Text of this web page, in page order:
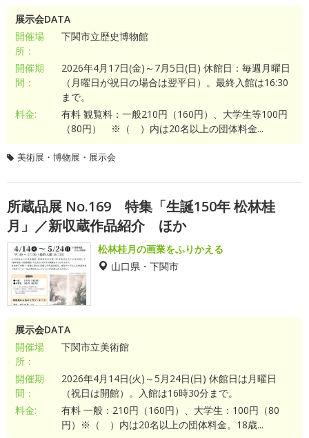
展示会DATA
開催場
所：
下関市立歴史博物館
開催期
間：
2026年4月17日(金)～7月5日(日) 休館日：毎週月曜日
（月曜日が祝日の場合は翌平日）。最終入館は16:30
まで。
料金:
有料 観覧料：一般210円（160円）、大学生等100円
（80円） ※（ ）内は20名以上の団体料金...
美術展・博物展・展示会
所蔵品展 No.169 特集「生誕150年 松林桂
月」／新収蔵作品紹介 ほか
松林桂月の画業をふりかえる
山口県・下関市
展示会DATA
開催場
所：
下関市立美術館
開催期
間：
2026年4月14日(火)～5月24日(日) 休館日は月曜日
（祝日は開館）。入館は16時30分まで。
料金:
有料 一般：210円（160円）、大学生：100円（80
円）※（ ）内は20名以上の団体料金。18歳...